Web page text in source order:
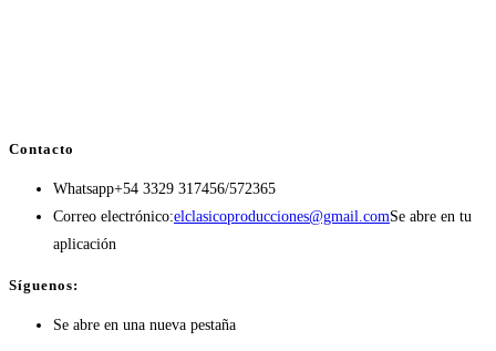
Contacto
Whatsapp+54 3329 317456/572365
Correo electrónico:elclasicoproducciones@gmail.comSe abre en tu
aplicación
Síguenos:
Se abre en una nueva pestaña